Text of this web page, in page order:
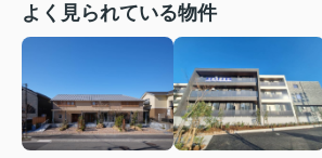
よく見られている物件